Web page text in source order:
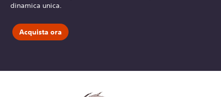
dinamica unica.
Acquista ora